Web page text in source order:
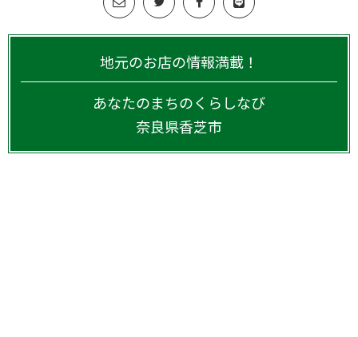
地元のお店の情報満載！
あなたのまちのくらしなび
奈良県香芝市